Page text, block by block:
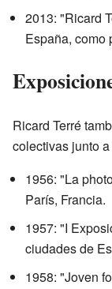
2013: "Ricard
España, como
Ricard Terré
colectivas junto
1956: "La
París, Francia.
1957: "I
ciudades de
1958: "Joven